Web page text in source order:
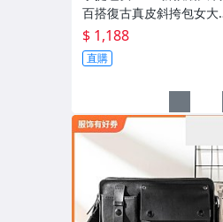
百搭復古真皮斜挎包女大
容量軟皮單肩大包
$ 1,188
直購